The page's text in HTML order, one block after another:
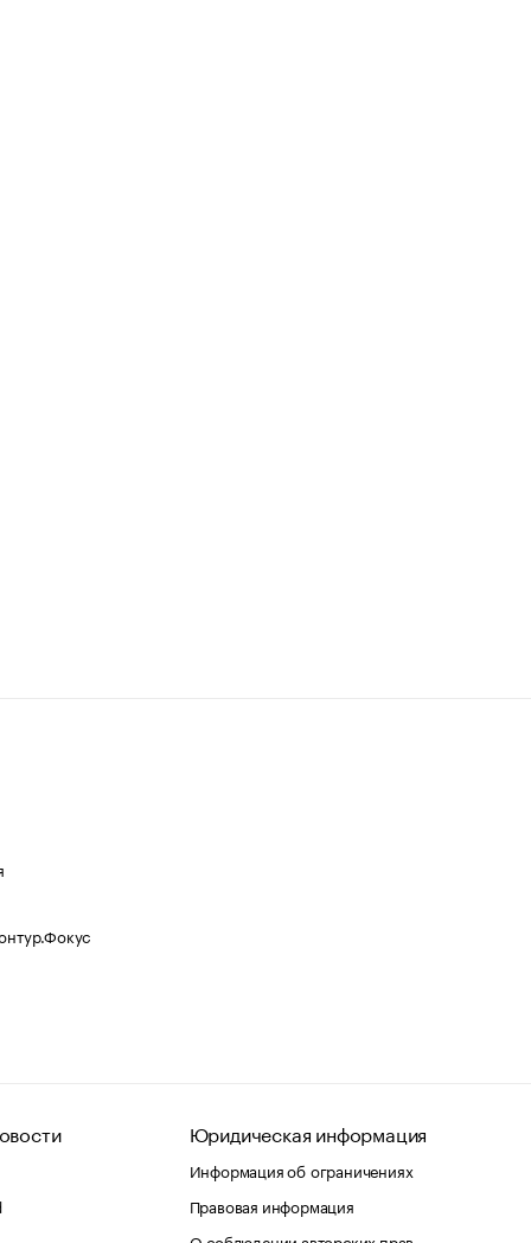
Юридическая информация
Информация об ограничениях
Правовая информация